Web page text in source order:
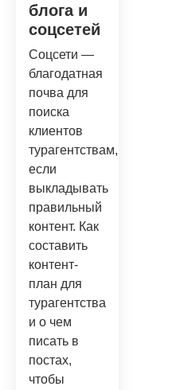
блога и
соцсетей
Соцсети —
благодатная
почва для
поиска
клиентов
турагентствам,
если
выкладывать
правильный
контент. Как
составить
контент-
план для
турагентства
и о чем
писать в
постах,
чтобы